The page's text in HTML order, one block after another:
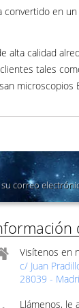
en
alta calidad
tales
microscopios
correo
Visítenos en
c/ Juan
28039 -
Llámenos, le